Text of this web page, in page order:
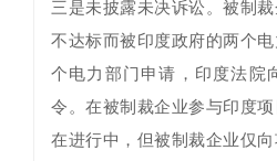
三是未披露未决诉讼。被制
不达标而被印度政府的两个
个电力部门申请，印度法院
令。在被制裁企业参与印度
在进行中，但被制裁企业仅